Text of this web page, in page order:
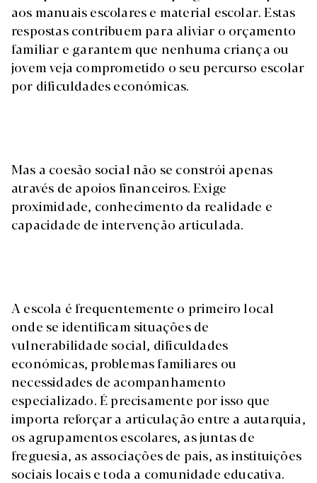
aos manuais escolares e material escolar. Estas
respostas contribuem para aliviar o orçamento
familiar e garantem que nenhuma criança ou
jovem veja comprometido o seu percurso escolar
por dificuldades económicas.
Mas a coesão social não se constrói apenas
através de apoios financeiros. Exige
proximidade, conhecimento da realidade e
capacidade de intervenção articulada.
A escola é frequentemente o primeiro local
onde se identificam situações de
vulnerabilidade social, dificuldades
económicas, problemas familiares ou
necessidades de acompanhamento
especializado. É precisamente por isso que
importa reforçar a articulação entre a autarquia,
os agrupamentos escolares, as juntas de
freguesia, as associações de pais, as instituições
sociais locais e toda a comunidade educativa.